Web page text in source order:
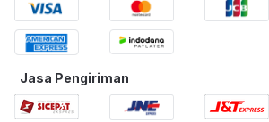
Jasa Pengiriman